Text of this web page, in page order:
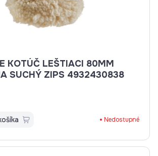
LEŠTIACI 80MM
SUCHÝ ZIPS 4932430838
Nedostupné